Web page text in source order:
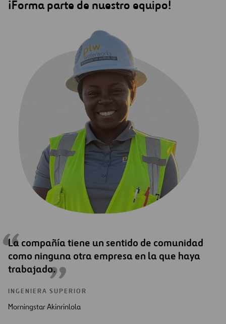
¡Forma parte de nuestro equipo!
La compañía tiene un sentido de comunidad
como ninguna otra empresa en la que haya
trabajado.
INGENIERA SUPERIOR
Morningstar Akinrinlola